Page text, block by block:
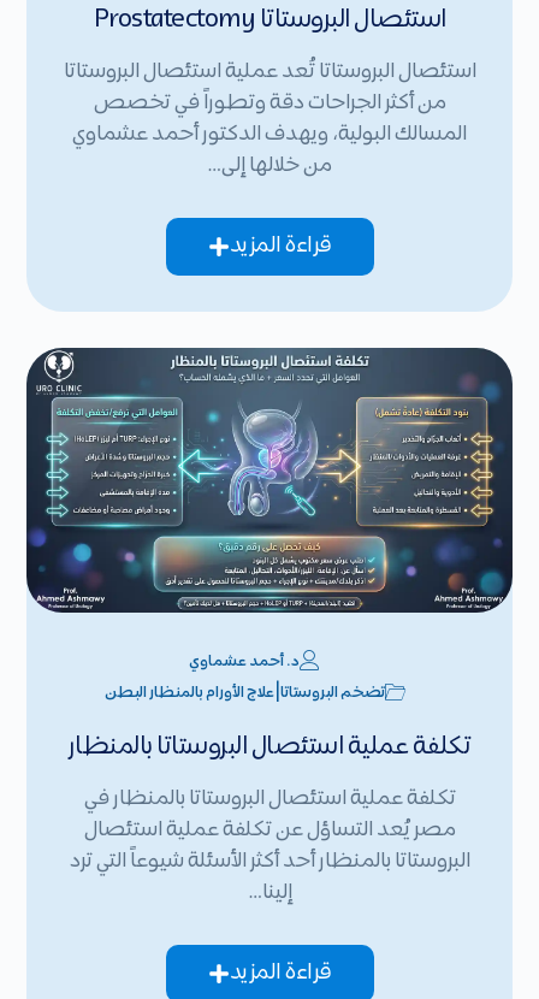
استئصال البروستاتا Prostatectomy
استئصال البروستاتا تُعد عملية استئصال البروستاتا
من أكثر الجراحات دقة وتطوراً في تخصص
المسالك البولية، ويهدف الدكتور أحمد عشماوي
من خلالها إلى…
قراءة المزيد
د. أحمد عشماوي
تضخم البروستاتا |علاج الأورام بالمنظار البطن
تكلفة عملية استئصال البروستاتا بالمنظار
تكلفة عملية استئصال البروستاتا بالمنظار في
مصر يُعد التساؤل عن تكلفة عملية استئصال
البروستاتا بالمنظار أحد أكثر الأسئلة شيوعاً التي ترد
إلينا…
قراءة المزيد